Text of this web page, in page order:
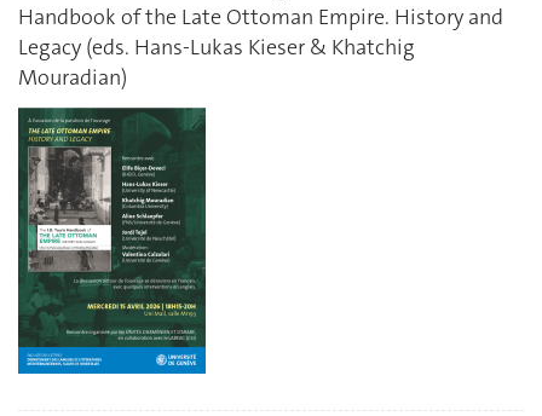
Handbook of the Late Ottoman Empire. History and
Legacy (eds. Hans-Lukas Kieser & Khatchig
Mouradian)